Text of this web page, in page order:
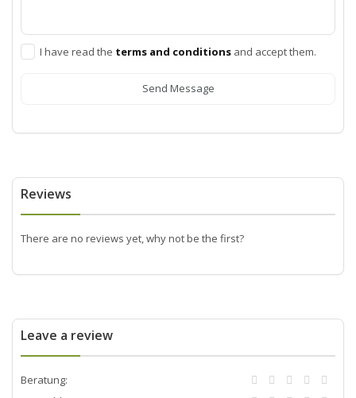
I have read the terms and conditions and accept them.
Send Message
Reviews
There are no reviews yet, why not be the first?
Leave a review
Beratung: